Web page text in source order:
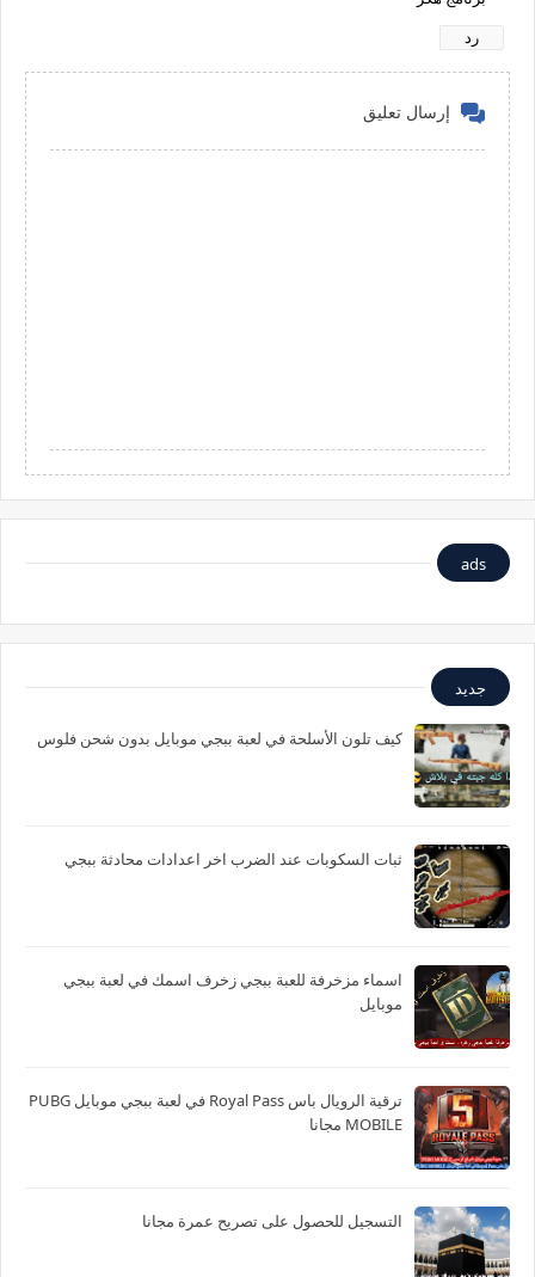
رد
إرسال تعليق
ads
جديد
كيف تلون الأسلحة في لعبة ببجي موبايل بدون شحن فلوس
ثبات السكوبات عند الضرب اخر اعدادات محادثة ببجي
اسماء مزخرفة للعبة ببجي زخرف اسمك في لعبة ببجي
موبايل
ترقية الرويال باس Royal Pass في لعبة ببجي موبايل PUBG
MOBILE مجانا
التسجيل للحصول على تصريح عمرة مجانا